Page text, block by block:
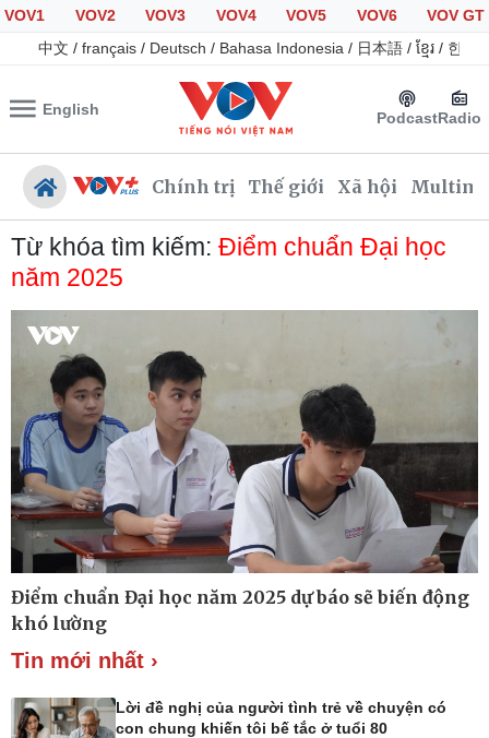
VOV1 VOV2 VOV3 VOV4 VOV5 VOV6
VOV GT
中文 / français / Deutsch / Bahasa Indonesia / 日本語 / ខ្មែរ / 한국
English PodcastRadio
Chính trị Thế giới Xã hội
Chính trị
Đảng
Tổ chức nhân sự
Quốc hội
Nhận diện sự thật
Dự báo thời tiết
Dấu ấn VOV
Việc làm
Biển đảo
Quan sát
Cuộc sống đó đây
Hồ sơ
Ảnh
Từ khóa tìm kiếm: Điểm chuẩn Đại học
năm 2025
Điểm chuẩn Đại học năm 2025 dự báo sẽ biến động
khó lường
Tin mới nhất ›
Lời đề nghị của người tình trẻ về chuyện có
con chung khiến tôi bế tắc ở tuổi 80